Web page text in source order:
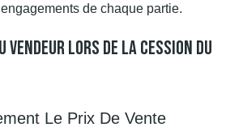
de chaque partie.
Vendeur Lors De La Cession Du
Le Prix De Vente